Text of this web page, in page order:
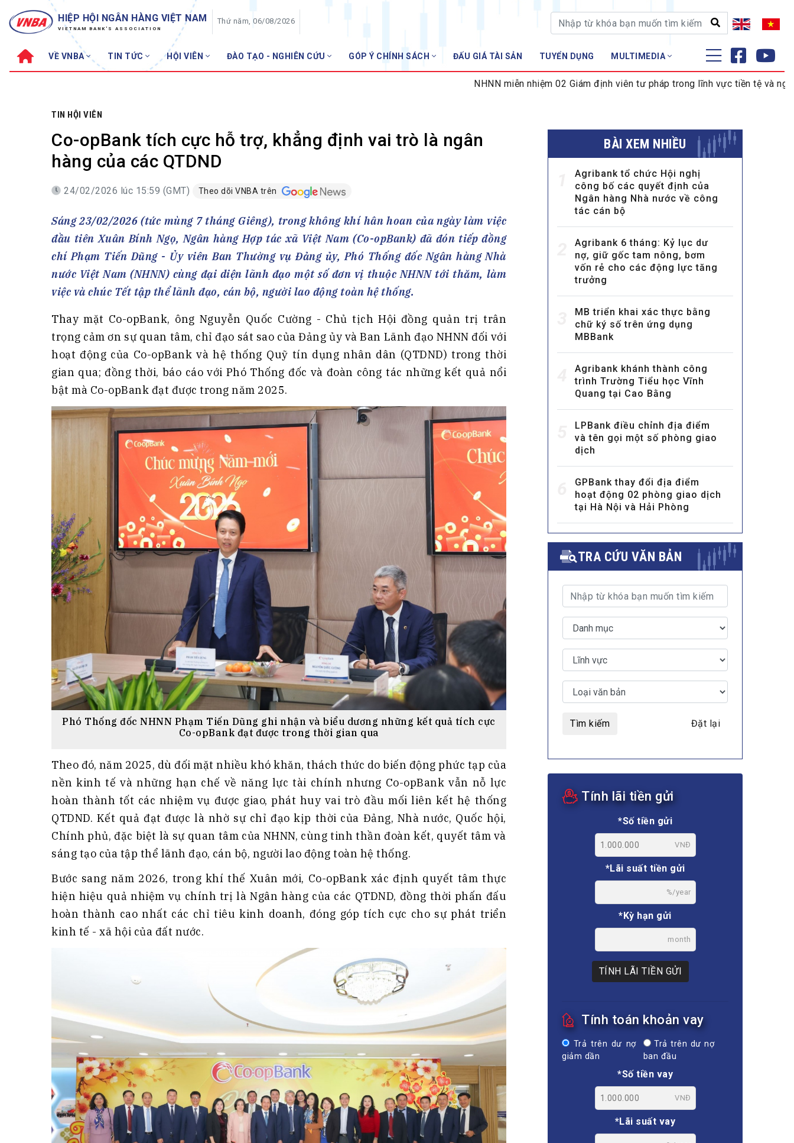
HIỆP HỘI NGÂN HÀNG VIỆT NAM
VIETNAM BANK'S ASSOCIATION
Thứ năm, 06/08/2026
VỀ VNBA TIN TỨC HỘI VIÊN ĐÀO TẠO - NGHIÊN CỨU GÓP Ý CHÍNH SÁCH ĐẤU GIÁ TÀI SẢN TUYỂN DỤNG MULTIMEDIA
Sơ đồ tổ chức
Hội đồng Hiệp hội
Thường trực Hiệp hội
Cơ quan Thường trực
VNBA các thời kỳ
Thành tích – Giải thưởng
Bộ Chuẩn mực Đạo đức nghề nghiệp
30 năm VNBA
Bản tin Tuần VNBA
Tin ngành ngân hàng
Đào tạo
Fintech
Tài chính Tiêu dùng
Nhà quản trị
Cơ hội việc làm
GÓP Ý CHÍNH SÁCH
Dự thảo luật
Tư vấn – Hỏi đáp
ĐẤU GIÁ TÀI SẢN TUYỂN DỤNG
MULTIMEDIA
Video
E-magazines
Photos
NHNN miễn nhiệm 02 Giám định viên tư pháp trong lĩnh vực tiền tệ và ngân hàng
TIN HỘI VIÊN
Co-opBank tích cực hỗ trợ, khẳng định vai trò là ngân
hàng của các QTDND
24/02/2026 lúc 15:59 (GMT) Theo dõi VNBA trên
Sáng 23/02/2026 (tức mùng 7 tháng Giêng), trong không khí hân hoan của ngày làm việc
đầu tiên Xuân Bính Ngọ, Ngân hàng Hợp tác xã Việt Nam (Co-opBank) đã đón tiếp đồng
chí Phạm Tiến Dũng - Ủy viên Ban Thường vụ Đảng ủy, Phó Thống đốc Ngân hàng Nhà
nước Việt Nam (NHNN) cùng đại diện lãnh đạo một số đơn vị thuộc NHNN tới thăm, làm
việc và chúc Tết tập thể lãnh đạo, cán bộ, người lao động toàn hệ thống.
Thay mặt Co-opBank, ông Nguyễn Quốc Cường - Chủ tịch Hội đồng quản trị trân
trọng cảm ơn sự quan tâm, chỉ đạo sát sao của Đảng ủy và Ban Lãnh đạo NHNN đối với
hoạt động của Co-opBank và hệ thống Quỹ tín dụng nhân dân (QTDND) trong thời
gian qua; đồng thời, báo cáo với Phó Thống đốc và đoàn công tác những kết quả nổi
bật mà Co-opBank đạt được trong năm 2025.
Phó Thống đốc NHNN Phạm Tiến Dũng ghi nhận và biểu dương những kết quả tích cực
Co-opBank đạt được trong thời gian qua
Theo đó, năm 2025, dù đối mặt nhiều khó khăn, thách thức do biến động phức tạp của
nền kinh tế và những hạn chế về năng lực tài chính nhưng Co-opBank vẫn nỗ lực
hoàn thành tốt các nhiệm vụ được giao, phát huy vai trò đầu mối liên kết hệ thống
QTDND. Kết quả đạt được là nhờ sự chỉ đạo kịp thời của Đảng, Nhà nước, Quốc hội,
Chính phủ, đặc biệt là sự quan tâm của NHNN, cùng tinh thần đoàn kết, quyết tâm và
sáng tạo của tập thể lãnh đạo, cán bộ, người lao động toàn hệ thống.
Bước sang năm 2026, trong khí thế Xuân mới, Co-opBank xác định quyết tâm thực
hiện hiệu quả nhiệm vụ chính trị là Ngân hàng của các QTDND, đồng thời phấn đấu
hoàn thành cao nhất các chỉ tiêu kinh doanh, đóng góp tích cực cho sự phát triển
kinh tế - xã hội của đất nước.
BÀI XEM NHIỀU
Agribank tổ chức Hội nghị
công bố các quyết định của
Ngân hàng Nhà nước về công
tác cán bộ
Agribank 6 tháng: Kỷ lục dư
nợ, giữ gốc tam nông, bơm
vốn rẻ cho các động lực tăng
trưởng
MB triển khai xác thực bằng
chữ ký số trên ứng dụng
MBBank
Agribank khánh thành công
trình Trường Tiểu học Vĩnh
Quang tại Cao Bằng
LPBank điều chỉnh địa điểm
và tên gọi một số phòng giao
dịch
GPBank thay đổi địa điểm
hoạt động 02 phòng giao dịch
tại Hà Nội và Hải Phòng
TRA CỨU VĂN BẢN
Tìm kiếm Đặt lại
Tính lãi tiền gửi
*Số tiền gửi
VNĐ
*Lãi suất tiền gửi
%/year
*Kỳ hạn gửi
month
TÍNH LÃI TIỀN GỬI
Tính toán khoản vay
Trả trên dư nợ
giảm dần
Trả trên dư nợ
ban đầu
*Số tiền vay
VNĐ
*Lãi suất vay